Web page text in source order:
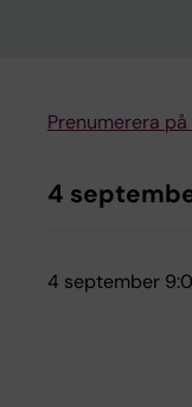
Prenumerera på
4
4 september